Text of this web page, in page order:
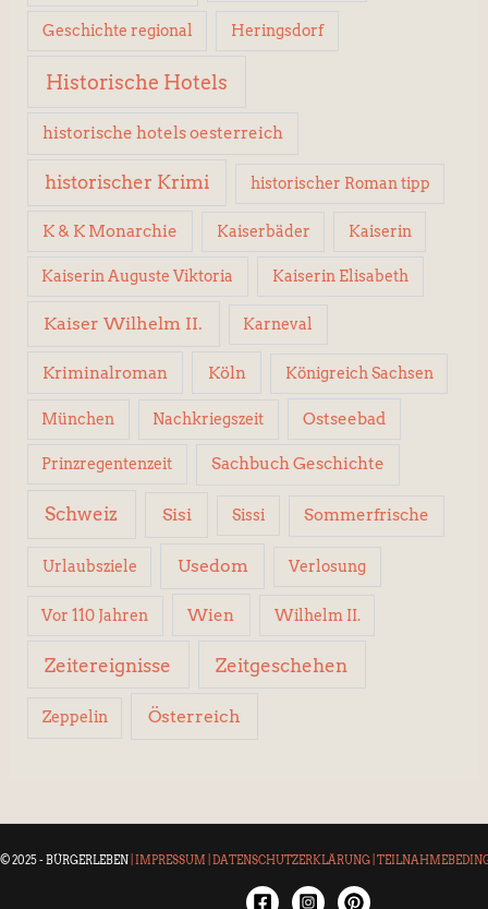
Geschichte regional Heringsdorf
Historische Hotels
historische hotels oesterreich
historischer Krimi historischer Roman tipp
K & K Monarchie Kaiserbäder Kaiserin
Kaiserin Auguste Viktoria Kaiserin Elisabeth
Kaiser Wilhelm II. Karneval
Kriminalroman Köln Königreich Sachsen
München Nachkriegszeit Ostseebad
Prinzregentenzeit Sachbuch Geschichte
Schweiz Sisi Sissi Sommerfrische
Urlaubsziele Usedom Verlosung
Vor 110 Jahren Wien Wilhelm II.
Zeitereignisse Zeitgeschehen
Zeppelin Österreich
© 2025 - BÜRGERLEBEN IMPRESSUM DATENSCHUTZERKLÄRUNG